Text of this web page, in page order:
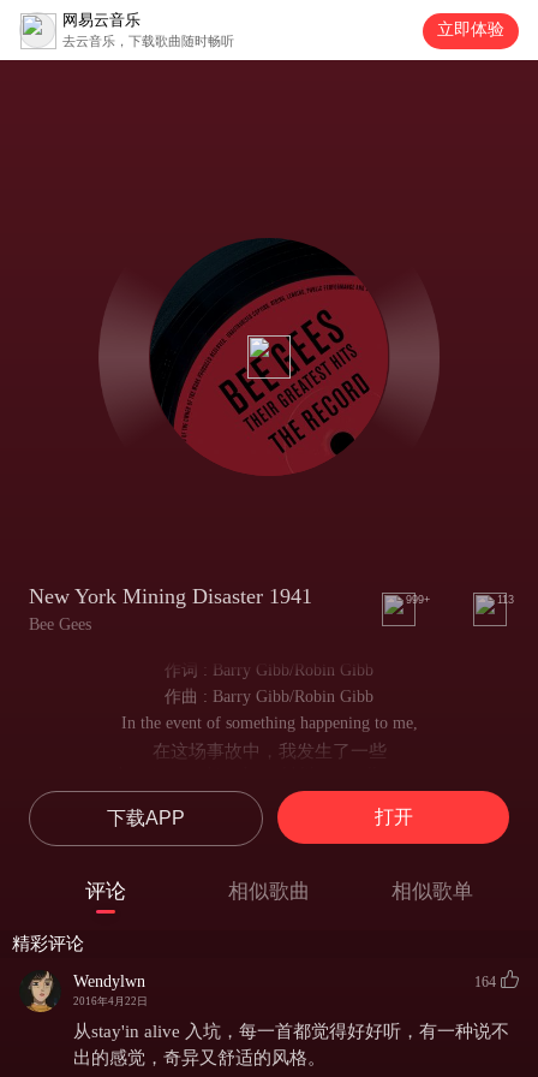
网易云音乐
去云音乐，下载歌曲随时畅听
立即体验
New York Mining Disaster 1941
Bee Gees
999+ 113
作词 : Barry Gibb/Robin Gibb
作曲 : Barry Gibb/Robin Gibb
In the event of something happening to me,
在这场事故中，我发生了一些
希望你们所有人都能去关注的事
It's just a photograph of someone that I knew.
这只是我认识的一个人的照片
琼斯先生，你看见了我的妻子吗
Don't go talking too loud, you'll cause a landslide, Mr. Jones.
不要大声说话，琼斯先生，这样会引起山崩
I keep straining my ears to hear a sound.
我努力去听清楚那个声音
下载APP 打开
评论 相似歌曲 相似歌单
精彩评论
Wendylwn
2016年4月22日
164
从stay'in alive 入坑，每一首都觉得好好听，有一种说不
出的感觉，奇异又舒适的风格。